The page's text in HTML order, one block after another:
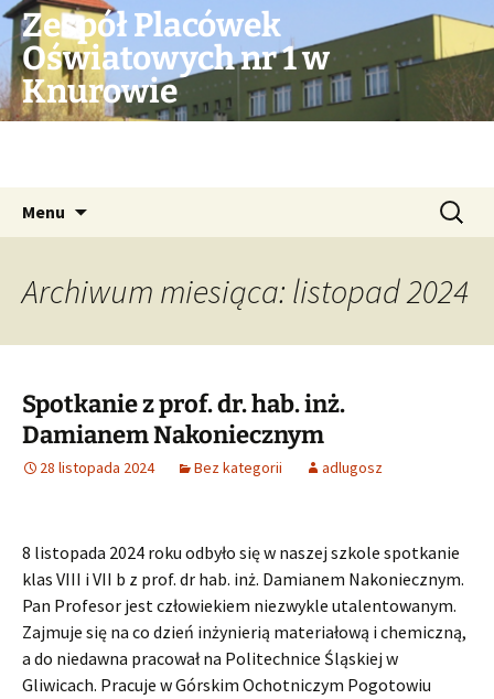
Przejdź
do
treści
Zespół Placówek
Oświatowych nr 1 w
Knurowie
Menu Szukaj:
Archiwum miesiąca: listopad 2024
Spotkanie z prof. dr. hab. inż.
Damianem Nakoniecznym
28 listopada 2024 Bez kategorii adlugosz
8 listopada 2024 roku odbyło się w naszej szkole spotkanie
klas VIII i VII b z prof. dr hab. inż. Damianem Nakoniecznym.
Pan Profesor jest człowiekiem niezwykle utalentowanym.
Zajmuje się na co dzień inżynierią materiałową i chemiczną,
a do niedawna pracował na Politechnice Śląskiej w
Gliwicach. Pracuje w Górskim Ochotniczym Pogotowiu